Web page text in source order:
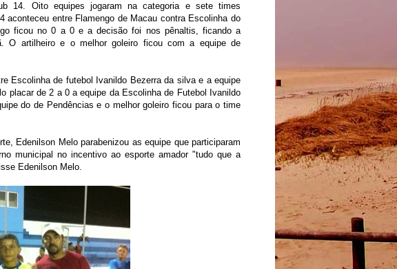
14. Oito equipes jogaram na categoria e sete times
aconteceu entre Flamengo de Macau contra Escolinha do
ficou no 0 a 0 e a decisão foi nos pênaltis, ficando a
O artilheiro e o melhor goleiro ficou com a equipe de
Escolinha de futebol Ivanildo Bezerra da silva e a equipe
placar de 2 a 0 a equipe da Escolinha de Futebol Ivanildo
do de Pendências e o melhor goleiro ficou para o time
Edenilson Melo parabenizou as equipe que participaram
municipal no incentivo ao esporte amador "tudo que a
Edenilson Melo.